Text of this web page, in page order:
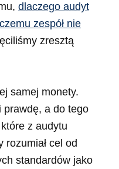
dlaczego audyt
zespół nie
zresztą
samej monety.
prawdę, a do tego
z audytu
rozumiał cel od
standardów jako